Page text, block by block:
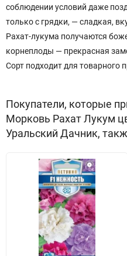
соблюдении условий даже
только с грядки, — сладкая,
Рахат-лукума получаются
корнеплоды — прекрасная
Сорт подходит для товарного
Покупатели, которые
Морковь Рахат Лукум
Уральский Дачник,